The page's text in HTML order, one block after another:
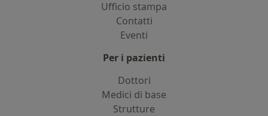
Ufficio stampa
Contatti
Eventi
Per i pazienti
Dottori
Medici di base
Strutture